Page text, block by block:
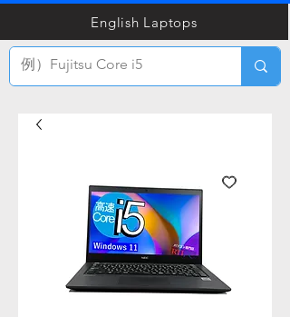
TEL03
English Laptops